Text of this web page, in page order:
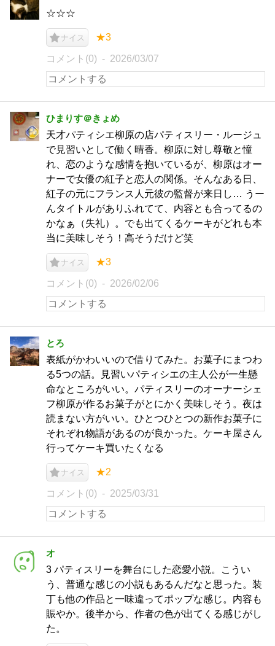
☆☆☆
ナイス ★3
コメント(0) 2026/03/07
ひまりす＠きょめ
天才パティシエ柳原の店パティスリー・ルージュ
で見習いとして働く晴香。柳原に対し尊敬と憧
れ、恋のような感情を抱いているが、柳原はオー
ナーで女優の紅子と恋人の関係。そんなある日、
紅子の元にフランス人元彼の監督が来日し… うー
んタイトルがありふれてて、内容とも合ってるの
かなぁ（失礼）。でも出てくるケーキがどれも本
当に美味しそう！高そうだけど笑
ナイス ★3
コメント(0) 2026/02/06
とろ
表紙がかわいいので借りてみた。お菓子にまつわ
る5つの話。見習いパティシエの主人公が一生懸
命なところがいい。パティスリーのオーナーシェ
フ柳原が作るお菓子がとにかく美味しそう。夜は
読まない方がいい。ひとつひとつの新作お菓子に
それぞれ物語があるのが良かった。ケーキ屋さん
行ってケーキ買いたくなる
ナイス ★2
コメント(0) 2025/03/31
オ
3 パティスリーを舞台にした恋愛小説。こうい
う、普通な感じの小説もあるんだなと思った。装
丁も他の作品と一味違ってポップな感じ。内容も
賑やか。後半から、作者の色が出てくる感じがし
た。